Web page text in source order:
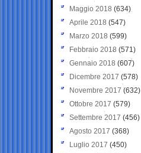
Maggio 2018 (634)
Aprile 2018 (547)
Marzo 2018 (599)
Febbraio 2018 (571)
Gennaio 2018 (607)
Dicembre 2017 (578)
Novembre 2017 (632)
Ottobre 2017 (579)
Settembre 2017 (456)
Agosto 2017 (368)
Luglio 2017 (450)